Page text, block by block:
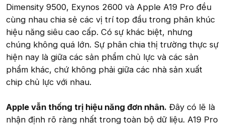
Dimensity 9500, Exynos 2600 và Apple A19 Pro đều
cùng nhau chia sẻ các vị trí top đầu trong phân khúc
hiệu năng siêu cao cấp. Có sự khác biệt, nhưng
chúng không quá lớn. Sự phân chia thị trường thực sự
hiện nay là giữa các sản phẩm chủ lực và các sản
phẩm khác, chứ không phải giữa các nhà sản xuất
chip chủ lực với nhau.
Apple vẫn thống trị hiệu năng đơn nhân. Đây có lẽ là
nhận định rõ ràng nhất trong toàn bộ dữ liệu. A19 Pro